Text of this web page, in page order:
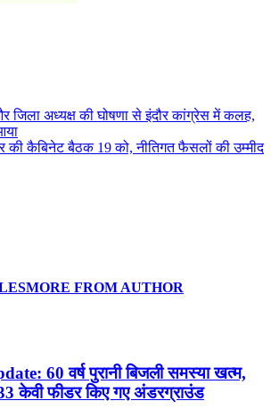
जिला अध्यक्ष की घोषणा से इंदौर कांग्रेस में कलह,
की कैबिनेट बैठक 19 को, नीतिगत फैसलों की उम्मीद
MORE FROM AUTHOR
60 वर्ष पुरानी बिजली समस्या खत्म,
केवी फीडर किए गए अंडरग्राउंड